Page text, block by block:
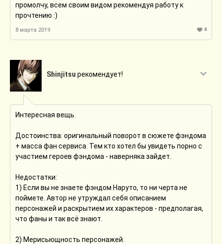
промолчу, всем своим видом рекомендуя работу к
прочтению :)
8 марта 2019 4
Shinjitsu рекомендует!
Интересная вещь.
Достоинства: оригинальный поворот в сюжете фэндома
+ масса фан сервиса. Тем кто хотел бы увидеть порно с
участием героев фэндома - наверняка зайдет.
Недостатки:
1) Если вы не знаете фэндом Наруто, то ни черта не
поймете. Автор не утруждал себя описанием
персонажей и раскрытием их характеров - предполагая,
что фаны и так всё знают.
2) Мерисьющность персонажей.